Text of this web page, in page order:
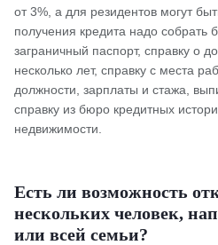
от 3%, а для резидентов могут
получения кредита надо собрать
заграничный паспорт, справку о
несколько лет, справку с места
должности, зарплаты и стажа,
справку из бюро кредитных
недвижимости.
Есть ли возможность
нескольких человек,
или всей семьи?